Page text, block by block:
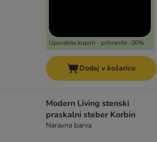
Uporabite kupon - prihranite -30%
Dodaj v košarico
Modern Living stenski
praskalni steber Korbin
Naravna barva